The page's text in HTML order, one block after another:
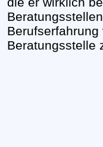
Beratungsstelle